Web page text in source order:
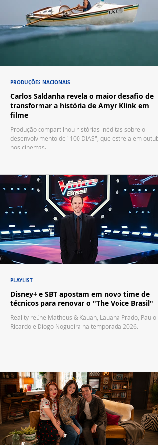
Carlos Saldanha revela o maior desafio de
transformar a história de Amyr Klink em
filme
Produção compartilhou histórias inéditas sobre o
desenvolvimento de "100 DIAS", que estreia em
nos cinemas.
PRODUÇÕES NACIONAIS
Disney+ e SBT apostam em novo time de
técnicos para renovar o "The Voice Brasil"
Reality reúne Matheus & Kauan, Lauana Prado, Paulo
Ricardo e Diogo Nogueira na temporada 2026.
PLAYLIST